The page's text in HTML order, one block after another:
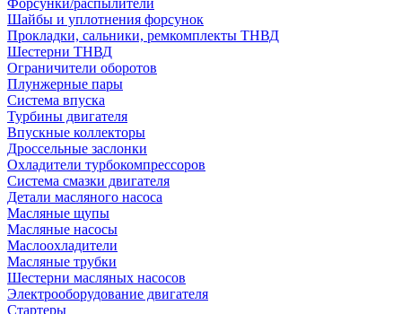
Форсунки/распылители
Шайбы и уплотнения форсунок
Прокладки, сальники, ремкомплекты ТНВД
Шестерни ТНВД
Ограничители оборотов
Плунжерные пары
Система впуска
Турбины двигателя
Впускные коллекторы
Дроссельные заслонки
Охладители турбокомпрессоров
Система смазки двигателя
Детали масляного насоса
Масляные щупы
Масляные насосы
Маслоохладители
Масляные трубки
Шестерни масляных насосов
Электрооборудование двигателя
Стартеры